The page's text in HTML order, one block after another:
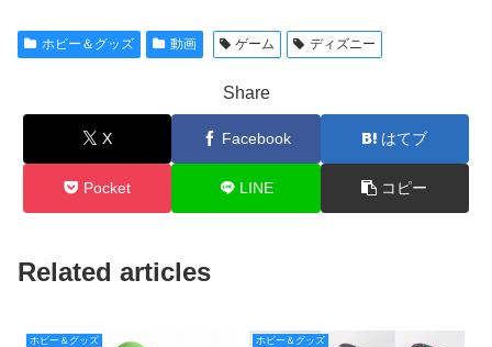
ホビー＆グッズ 動画 ゲーム ディズニー
Share
X Facebook はてブ
Pocket LINE コピー
Related articles
ホビー＆グッズ ホビー＆グッズ